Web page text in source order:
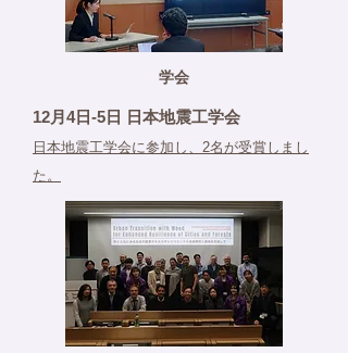
学会
12月4日-5日 日本地震工学会
​日本地震工学会に参加し、2名が受賞しまし
た。